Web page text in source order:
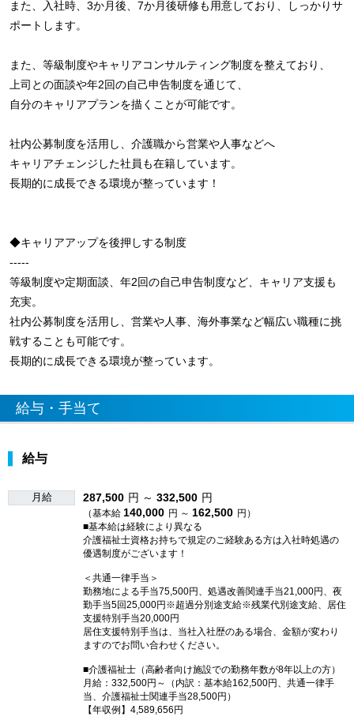
また、入社時、3か月後、7か月後研修も用意しており、しっかりサ
ポートします。
また、等級制度やキャリアコンサルティング制度を整えており、
上司との面談や年2回の自己申告制度を通じて、
自分のキャリアプランを描くことが可能です。
社内公募制度を活用し、介護職から営業や人事などへ
キャリアチェンジした社員も在籍しています。
長期的に成長できる環境が整っています！
◆キャリアアップを後押しする制度
-----
等級制度や定期面談、年2回の自己申告制度など、キャリア支援も
充実。
社内公募制度を活用し、営業や人事、海外事業など幅広い職種に挑
戦することも可能です。
長期的に成長できる環境が整っています。
給与・手当て
給与
月給 287,500 円 ～ 332,500 円
（基本給 140,000 円 ～ 162,500 円）
■基本給は経験により異なる
介護福祉士資格お持ちで規定のご経験ある方は入社時処遇の
優遇制度がございます！
＜共通一律手当＞
勤務地による手当75,500円、処遇改善関連手当21,000円、夜
勤手当5回25,000円※超過分別途支給※残業代別途支給、居住
支援特別手当20,000円
居住支援特別手当は、当社入社歴のある場合、金額が変わり
ますのでお問い合わせください。
■介護福祉士（高齢者向け施設での勤務年数が8年以上の方）
月給：332,500円～（内訳：基本給162,500円、共通一律手
当、介護福祉士関連手当28,500円）
【年収例】4,589,656円